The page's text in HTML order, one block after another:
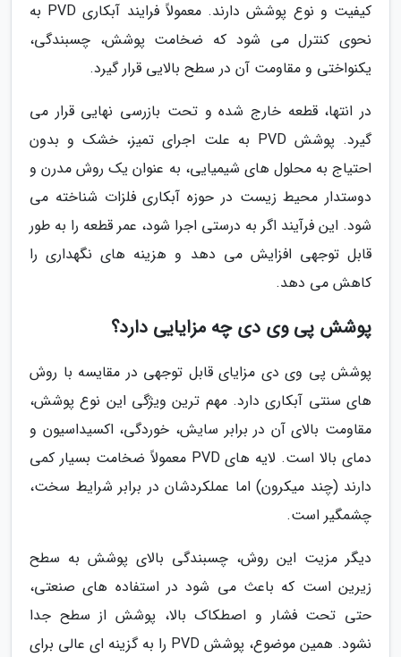
کیفیت و نوع پوشش دارند. معمولاً فرایند آبکاری PVD به
نحوی کنترل می شود که ضخامت پوشش، چسبندگی،
یکنواختی و مقاومت آن در سطح بالایی قرار گیرد.
در انتها، قطعه خارج شده و تحت بازرسی نهایی قرار می
گیرد. پوشش PVD به علت اجرای تمیز، خشک و بدون
احتیاج به محلول های شیمیایی، به عنوان یک روش مدرن و
دوستدار محیط زیست در حوزه آبکاری فلزات شناخته می
شود. این فرآیند اگر به درستی اجرا شود، عمر قطعه را به طور
قابل توجهی افزایش می دهد و هزینه های نگهداری را
کاهش می دهد.
پوشش پی وی دی چه مزایایی دارد؟
پوشش پی وی دی مزایای قابل توجهی در مقایسه با روش
های سنتی آبکاری دارد. مهم ترین ویژگی این نوع پوشش،
مقاومت بالای آن در برابر سایش، خوردگی، اکسیداسیون و
دمای بالا است. لایه های PVD معمولاً ضخامت بسیار کمی
دارند (چند میکرون) اما عملکردشان در برابر شرایط سخت،
چشمگیر است.
دیگر مزیت این روش، چسبندگی بالای پوشش به سطح
زیرین است که باعث می شود در استفاده های صنعتی،
حتی تحت فشار و اصطکاک بالا، پوشش از سطح جدا
نشود. همین موضوع، پوشش PVD را به گزینه ای عالی برای